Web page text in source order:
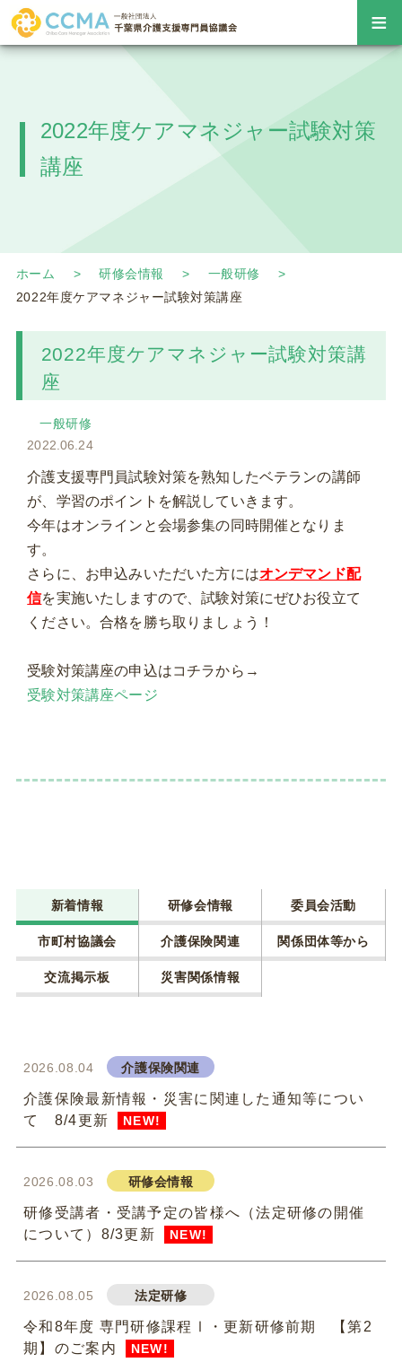
≡
2022年度ケアマネジャー試験対策
講座
ホーム 研修会情報
一般研修
2022年度ケアマネジャー試験対策講座
2022年度ケアマネジャー試験対策講
座
一般研修
2022.06.24
介護支援専門員試験対策を熟知したベテランの講師
が、学習のポイントを解説していきます。
今年はオンラインと会場参集の同時開催となりま
す。
さらに、お申込みいただいた方にはオンデマンド配
信を実施いたしますので、試験対策にぜひお役立て
ください。合格を勝ち取りましょう！
受験対策講座の申込はコチラから→
受験対策講座ページ
新着情報 研修会情報 委員会活動
市町村協議会 介護保険関連 関係団体等から
交流掲示板 災害関係情報
2026.08.04 介護保険関連
介護保険最新情報・災害に関連した通知等につい
て 8/4更新
NEW!
2026.08.03 研修会情報
研修受講者・受講予定の皆様へ（法定研修の開催
について）8/3更新
NEW!
2026.08.05 法定研修
令和8年度 専門研修課程Ⅰ・更新研修前期 【第2
期】のご案内
NEW!